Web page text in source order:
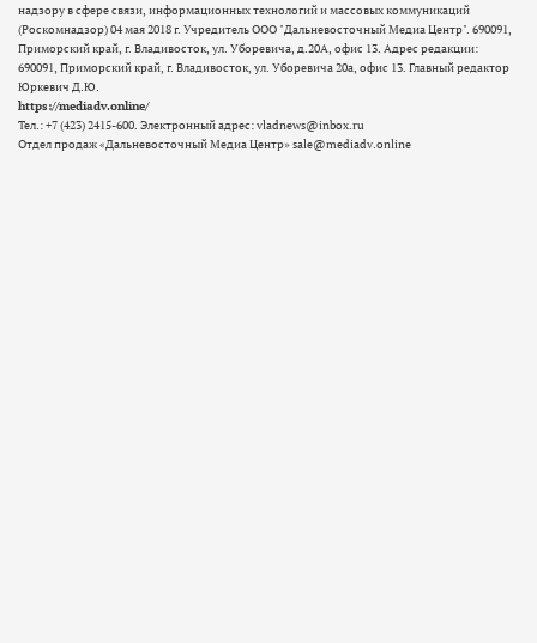
надзору в сфере связи, информационных технологий и массовых коммуникаций
(Роскомнадзор) 04 мая 2018 г. Учредитель ООО "Дальневосточный Медиа Центр". 690091,
Приморский край, г. Владивосток, ул. Уборевича, д.20А, офис 13. Адрес редакции:
690091, Приморский край, г. Владивосток, ул. Уборевича 20а, офис 13. Главный редактор
Юркевич Д.Ю.
https://mediadv.online/
Тел.: +7 (423) 2415-600. Электронный адрес: vladnews@inbox.ru
Отдел продаж «Дальневосточный Медиа Центр» sale@mediadv.online